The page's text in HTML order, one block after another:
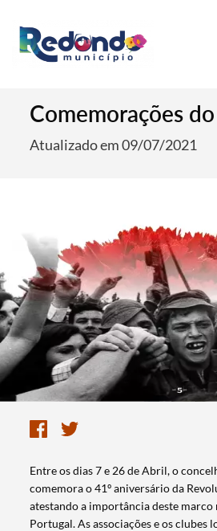
Comemorações
Atualizado em 09/07/2021
​Entre os dias 7 e 26 de Abril, o
comemora o 41º aniversário da
atestando a importância deste
Portugal. As associações e os clubes